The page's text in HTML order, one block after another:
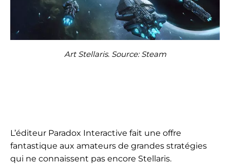
Art Stellaris. Source: Steam
L’éditeur Paradox Interactive fait une offre
fantastique aux amateurs de grandes stratégies
qui ne connaissent pas encore Stellaris.